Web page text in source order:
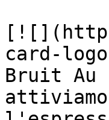
card-
Bruit Au